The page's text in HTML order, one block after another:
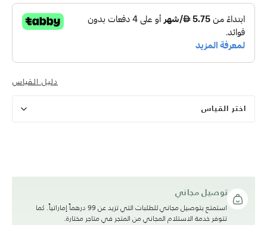
دليل القياس
اختر القياس
توصيل مجاني
استمتع بتوصيل مجاني للطلبات التي تزيد عن 99 درهماً إماراتياً. كما
تتوفر خدمة الاستلام المجاني من المتجر في متاجر مختارة.